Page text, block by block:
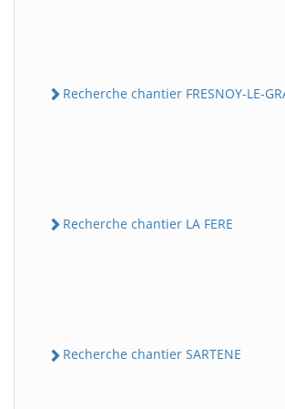
Recherche chantier FRESNOY-LE-
Recherche chantier LA FERE
Recherche chantier SARTENE